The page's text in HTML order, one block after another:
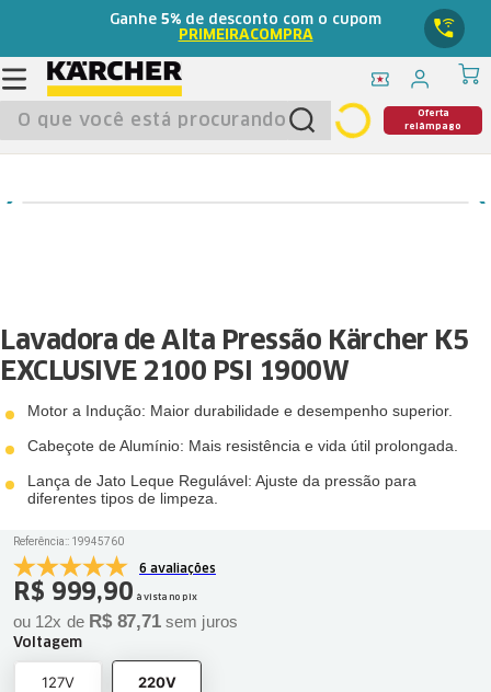
Ganhe 5% de desconto com o cupom
PRIMEIRACOMPRA
O que você está procurando?
Oferta
relâmpago
Lavadora de Alta Pressão Kärcher K5
EXCLUSIVE 2100 PSI 1900W
Motor a Indução: Maior durabilidade e desempenho superior.
Cabeçote de Alumínio: Mais resistência e vida útil prolongada.
Lança de Jato Leque Regulável: Ajuste da pressão para
diferentes tipos de limpeza.
Referência:: 19945760
6 avaliações
R$ 999,90 à vista no pix
ou 12x de R$ 87,71 sem juros
Voltagem
127V 220V